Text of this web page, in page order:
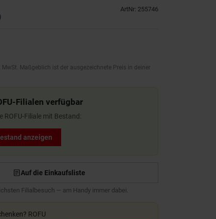
ArtNr: 255746
Maßgeblich ist der ausgezeichnete Preis in deiner
Filialen verfügbar
ROFU-Filiale mit Bestand:
anzeigen
Auf die Einkaufsliste
Filialbesuch — am Handy immer dabei.
ROFU